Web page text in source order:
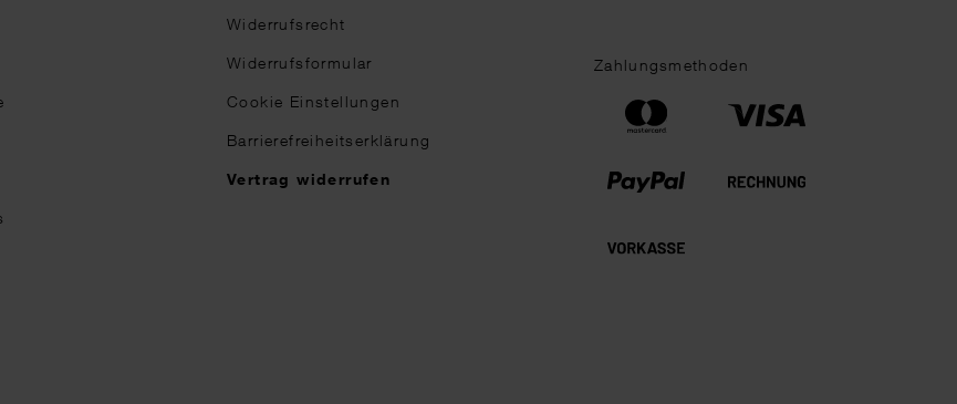
Widerrufsrecht
Widerrufsformular
Cookie Einstellungen
Barrierefreiheitserklärung
Vertrag widerrufen
Zahlungsmethoden